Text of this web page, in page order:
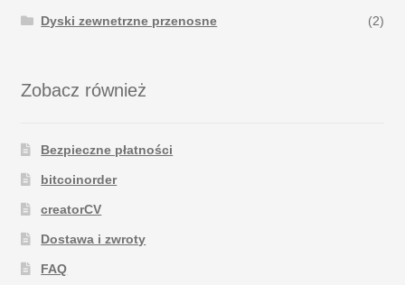
Dyski zewnetrzne przenosne (2)
Zobacz również
Bezpieczne płatności
bitcoinorder
creatorCV
Dostawa i zwroty
FAQ